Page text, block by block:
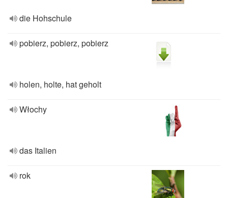
die Hohschule
pobierz, pobierz, pobierz
holen, holte, hat geholt
Włochy
das Italien
rok